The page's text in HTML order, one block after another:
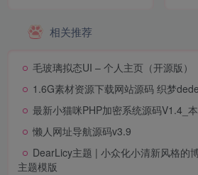
相关推荐
毛玻璃拟态UI – 个人主页（开源版）
1.6G素材资源下载网站源码 织梦
最新小猫咪PHP加密系统源码V1.4_
懒人网址导航源码v3.9
DearLicy主题 | 小众化小清新风格的
主题模版